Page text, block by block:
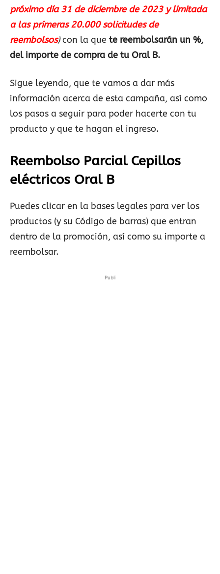
próximo día 31 de diciembre de 2023 y limitada
a las primeras 20.000 solicitudes de
reembolsos)con la que te reembolsarán un %,
del importe de compra de tu Oral B.
Sigue leyendo, que te vamos a dar más
información acerca de esta campaña, así como
los pasos a seguir para poder hacerte con tu
producto y que te hagan el ingreso.
Reembolso Parcial Cepillos
eléctricos Oral B
Puedes clicar en la bases legales para ver los
productos (y su Código de barras) que entran
dentro de la promoción, así como su importe a
reembolsar.
Publi